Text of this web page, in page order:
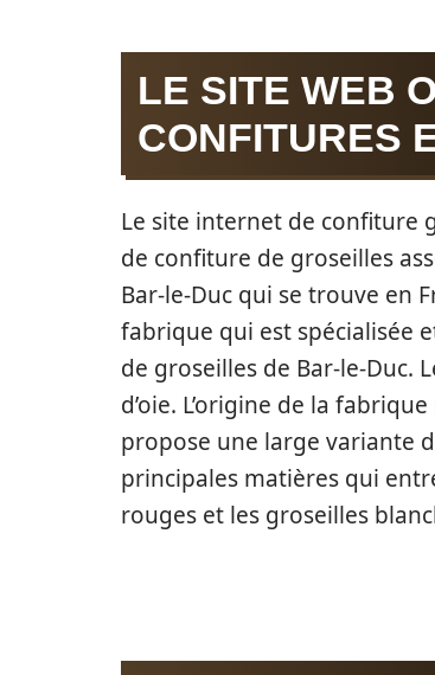
LE SITE WEB
CONFITURES
Le site internet de confiture
de confiture de groseilles
Bar-le-Duc qui se trouve en
fabrique qui est spécialisée
de groseilles de Bar-le-Duc.
d’oie. L’origine de la
propose une large variante
principales matières qui
rouges et les groseilles